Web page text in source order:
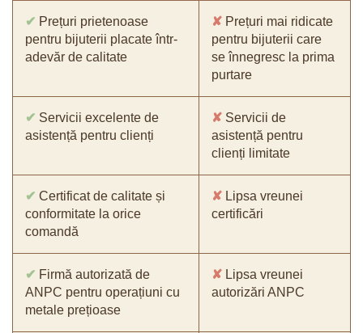
✔ Prețuri prietenoase
pentru bijuterii placate într-
adevăr de calitate
✘ Prețuri mai ridicate
pentru bijuterii care
se înnegresc la prima
purtare
✔ Servicii excelente de
asistență pentru clienți
✘ Servicii de
asistență pentru
clienți limitate
✔ Certificat de calitate și
conformitate la orice
comandă
✘ Lipsa vreunei
certificări
✔ Firmă autorizată de
ANPC pentru operațiuni cu
metale prețioase
✘ Lipsa vreunei
autorizări ANPC